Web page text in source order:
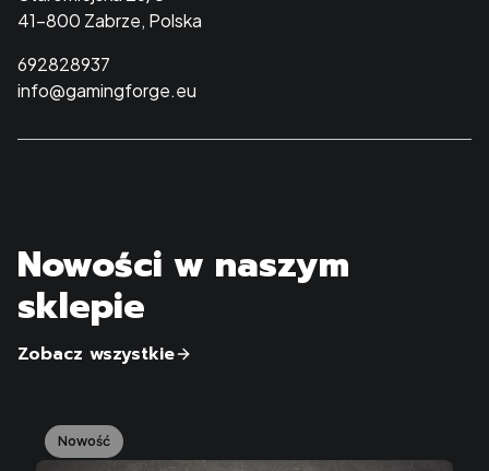
41-800 Zabrze, Polska
692828937
info@gamingforge.eu
Nowości w naszym
sklepie
Zobacz wszystkie
Nowość